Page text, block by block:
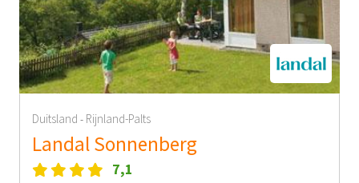
Duitsland - Rijnland-Palts
Landal Sonnenberg
7,1